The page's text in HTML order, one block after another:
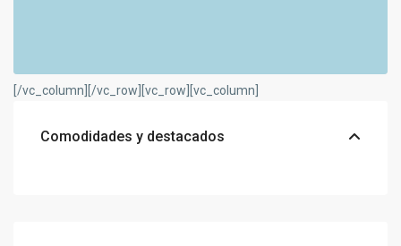
[/vc_column][/vc_row][vc_row][vc_column]
Comodidades y destacados